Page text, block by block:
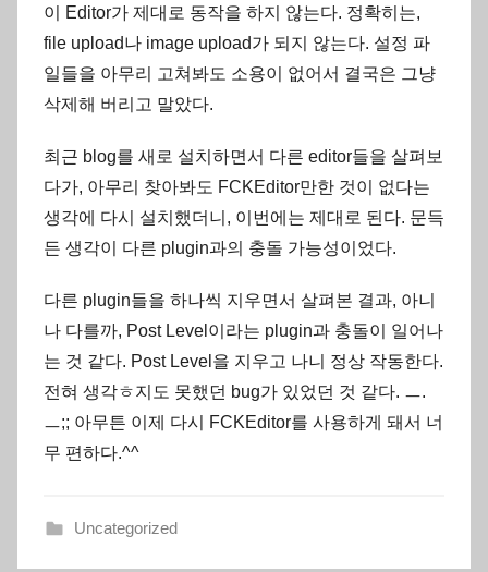
이 Editor가 제대로 동작을 하지 않는다. 정확히는,
file upload나 image upload가 되지 않는다. 설정 파
일들을 아무리 고쳐봐도 소용이 없어서 결국은 그냥
삭제해 버리고 말았다.
최근 blog를 새로 설치하면서 다른 editor들을 살펴보
다가, 아무리 찾아봐도 FCKEditor만한 것이 없다는
생각에 다시 설치했더니, 이번에는 제대로 된다. 문득
든 생각이 다른 plugin과의 충돌 가능성이었다.
다른 plugin들을 하나씩 지우면서 살펴본 결과, 아니
나 다를까, Post Level이라는 plugin과 충돌이 일어나
는 것 같다. Post Level을 지우고 나니 정상 작동한다.
전혀 생각ㅎ지도 못했던 bug가 있었던 것 같다. ㅡ.
ㅡ;; 아무튼 이제 다시 FCKEditor를 사용하게 돼서 너
무 편하다.^^
Uncategorized